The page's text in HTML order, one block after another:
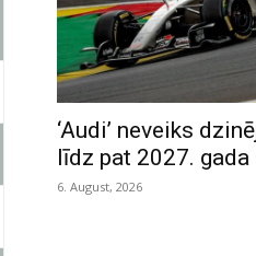
‘Audi’ neveiks
līdz pat 2027. gada
6. August, 2026